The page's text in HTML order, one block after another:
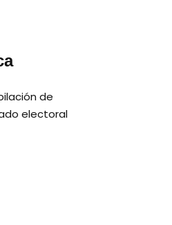
de
electoral